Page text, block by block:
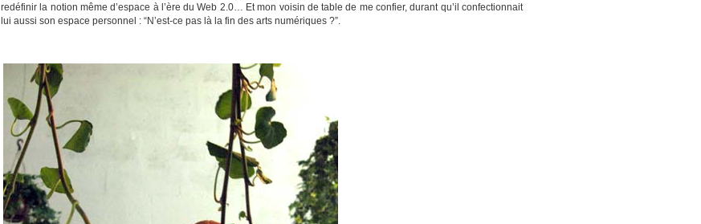
redéfinir la notion même d’espace à l’ère du Web 2.0… Et mon voisin de table de me confier, durant qu’il confectionnait
lui aussi son espace personnel : “N’est-ce pas là la fin des arts numériques ?”.